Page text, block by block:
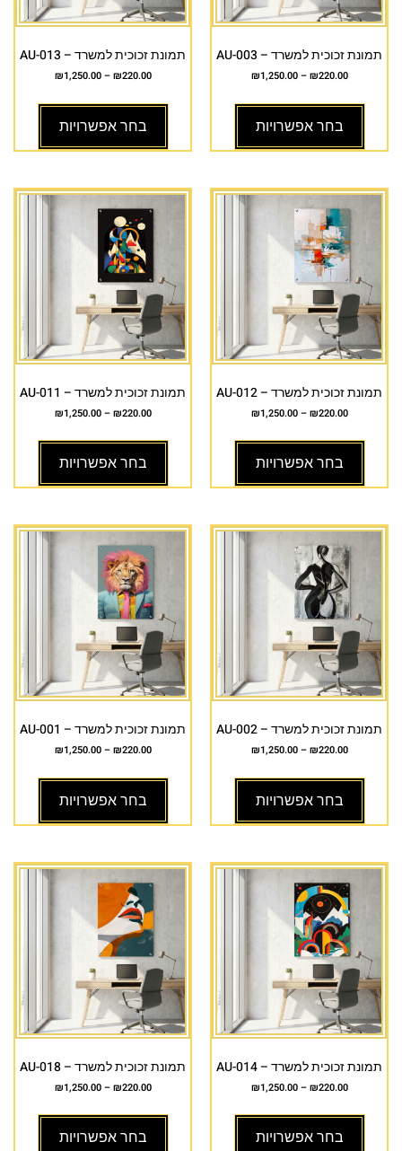
תמונת זכוכית למשרד – AU-003
₪220.00
–
₪1,250.00
בחר אפשרויות
תמונת זכוכית למשרד – AU-013
₪220.00
–
₪1,250.00
בחר אפשרויות
תמונת זכוכית למשרד – AU-012
₪220.00
–
₪1,250.00
בחר אפשרויות
תמונת זכוכית למשרד – AU-011
₪220.00
–
₪1,250.00
בחר אפשרויות
תמונת זכוכית למשרד – AU-002
₪220.00
–
₪1,250.00
בחר אפשרויות
תמונת זכוכית למשרד – AU-001
₪220.00
–
₪1,250.00
בחר אפשרויות
תמונת זכוכית למשרד – AU-014
₪220.00
–
₪1,250.00
בחר אפשרויות
תמונת זכוכית למשרד – AU-018
₪220.00
–
₪1,250.00
בחר אפשרויות